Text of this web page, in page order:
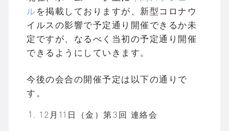
ル を掲載しておりますが、新型コロナウ
イルスの影響で予定通り開催できるか未
定ですが、なるべく当初の予定通り開催
できるようにしていきます。
今後の会合の開催予定は以下の通りで
す。
12月11日（金）第3回 連絡会